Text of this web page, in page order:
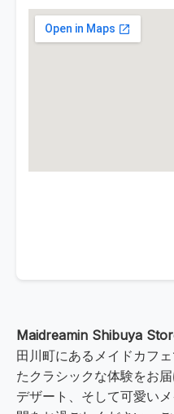
Maidreamin Shibuya
田川町にあるメイドカフ
たクラシックな体験をお
デザート、そして可愛い